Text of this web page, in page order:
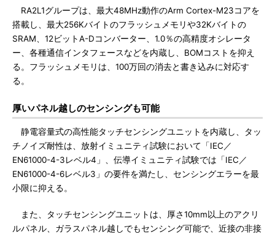
RA2L1グループは、最大48MHz動作のArm Cortex-M23コアを
搭載し、最大256Kバイトのフラッシュメモリや32Kバイトの
SRAM、12ビットA-Dコンバーター、1.0％の高精度オシレータ
ー、各種通信インタフェースなどを内蔵し、BOMコストを抑え
る。フラッシュメモリは、100万回の消去と書き込みに対応す
る。
厚いパネル越しのセンシングも可能
静電容量式の高性能タッチセンシングユニットを内蔵し、タッ
チノイズ耐性は、放射イミュニティ試験において「IEC／
EN61000-4-3レベル4」、伝導イミュニティ試験では「IEC／
EN61000-4-6レベル3」の要件を満たし、センシングエラーを最
小限に抑える。
また、タッチセンシングユニットは、厚さ10mm以上のアクリ
ルパネル、ガラスパネル越しでもセンシング可能で、近接の非接